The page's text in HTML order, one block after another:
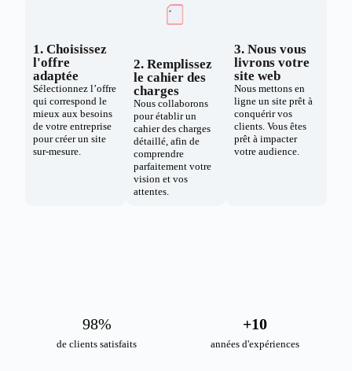
1. Choisissez
l'offre
adaptée
Sélectionnez l’offre
qui correspond le
mieux aux besoins
de votre entreprise
pour créer un site
sur-mesure.
2. Remplissez
le cahier des
charges
Nous collaborons
pour établir un
cahier des charges
détaillé, afin de
comprendre
parfaitement votre
vision et vos
attentes.
3. Nous vous
livrons votre
site web
Nous mettons en
ligne un site prêt à
conquérir vos
clients. Vous êtes
prêt à impacter
votre audience.
de clients satisfaits
98%
années d'expériences
+10